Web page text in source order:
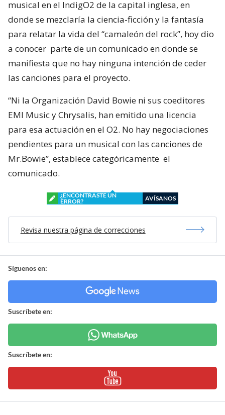
musical en el IndigO2 de la capital inglesa, en
donde se mezclaría la ciencia-ficción y la fantasía
para relatar la vida del “camaleón del rock”, hoy dio
a conocer parte de un comunicado en donde se
manifiesta que no hay ninguna intención de ceder
las canciones para el proyecto.
“Ni la Organización David Bowie ni sus coeditores
EMI Music y Chrysalis, han emitido una licencia
para esa actuación en el O2. No hay negociaciones
pendientes para un musical con las canciones de
Mr.Bowie”, establece categóricamente el
comunicado.
¿ENCONTRASTE UN
ERROR?
AVÍSANOS
Revisa nuestra página de correcciones
Síguenos en:
Suscríbete en:
Suscríbete en: